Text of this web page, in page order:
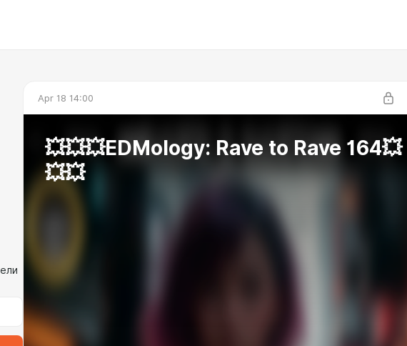
Apr 18 14:00
💥💥💥EDMology: Rave to Rave 164💥
💥💥